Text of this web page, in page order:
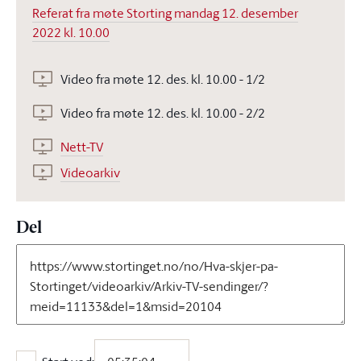
Referat fra møte Storting mandag 12. desember
2022 kl. 10.00
Video fra møte 12. des. kl. 10.00 - 1/2
Video fra møte 12. des. kl. 10.00 - 2/2
Nett-TV
Videoarkiv
Del